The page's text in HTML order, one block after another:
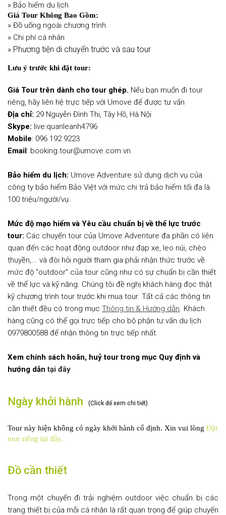
» Bảo hiểm du lịch
Giá Tour Không Bao Gồm:
» Đồ uống ngoài chương trình
» Chi phí cá nhân
» Phương tiện di chuyển trước và sau tour
Lưu ý trước khi đặt tour:
Giá Tour trên dành cho tour ghép. Nếu bạn muốn đi tour
riêng, hãy liên hệ trực tiếp với Umove để được tư vấn
Địa chỉ: 29 Nguyễn Đình Thi, Tây Hồ, Hà Nội
Skype: live:quanleanh4796
Mobile: 096 192 9223
Email: booking.tour@umove.com.vn
Bảo hiểm du lịch: Umove Adventure sử dụng dịch vụ của
công ty bảo hiểm Bảo Việt với mức chi trả bảo hiểm tối đa là
100 triệu/người/vụ.
Mức độ mạo hiểm và Yêu cầu chuẩn bị về thể lực trước
tour: Các chuyến tour của Umove Adventure đa phần có liên
quan đến các hoạt động outdoor như đạp xe, leo núi, chèo
thuyền,... và đòi hỏi người tham gia phải nhận thức trước về
mức độ "outdoor" của tour cũng như có sự chuẩn bị cần thiết
về thể lực và kỹ năng. Chúng tôi đề nghị khách hàng đọc thật
kỹ chương trình tour trước khi mua tour. Tất cả các thông tin
cần thiết đều có trong mục Thông tin & Hướng dẫn. Khách
hàng cũng có thể gọi trực tiếp cho bộ phận tư vấn du lịch
0979800588 để nhận thông tin trực tiếp nhất.
Xem chính sách hoãn, huỷ tour trong mục Quy định và
hướng dẫntại đây
Ngày khởi hành (Click để xem chi tiết)
Tour này hiện không có ngày khởi hành cố định. Xin vui lòng Đặt
tour riêng tại đây.
Đồ cần thiết
Trong một chuyến đi trải nghiệm outdoor việc chuẩn bị các
trang thiết bị của mỗi cá nhân là rất quan trọng để giúp chuyến